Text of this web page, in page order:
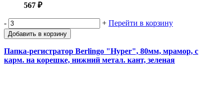
567 ₽
- + Перейти в корзину
Добавить в корзину
Папка-регистратор Berlingo "Hyper", 80мм, мрамор, с
карм. на корешке, нижний метал. кант, зеленая